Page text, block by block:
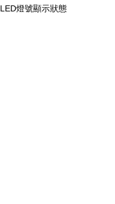
LED燈號顯示狀態